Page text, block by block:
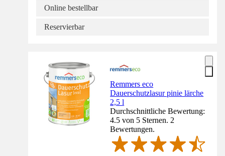
Online bestellbar
Reservierbar
Remmers eco
Dauerschutzlasur pinie lärche
2,5 l
Durchschnittliche Bewertung:
4.5 von 5 Sternen. 2
Bewertungen.